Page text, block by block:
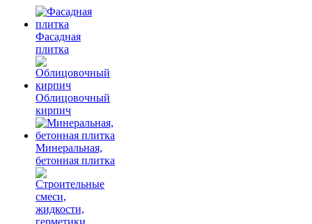
Фасадная
плитка
Облицовочный
кирпич
Минеральная,
бетонная плитка